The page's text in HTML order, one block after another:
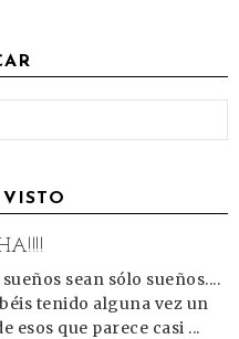
sean sólo sueños....
tenido alguna vez un
esos que parece casi ...